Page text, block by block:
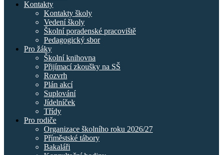
Kontakty
Kontakty školy
Vedení školy
Školní poradenské pracoviště
Pedagogický sbor
Pro žáky
Školní knihovna
Přijímací zkoušky na SŠ
Rozvrh
Plán akcí
Suplování
Jídelníček
Třídy
Pro rodiče
Organizace školního roku 2026/27
Příměstské tábory
Bakaláři